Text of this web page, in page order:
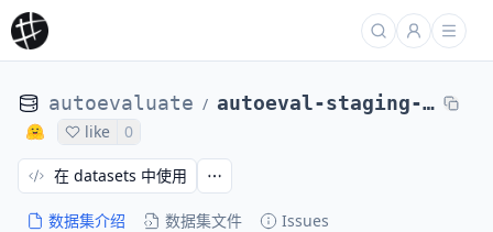
autoevaluate / autoeval-staging-eval-project-imdb-63a86046-12055608
like 0
数据集介绍 数据集文件 Issues
在 datasets 中使用